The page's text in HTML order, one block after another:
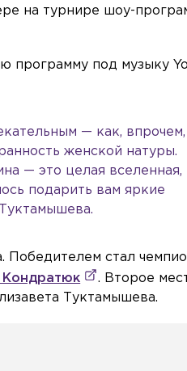
на турнире шоу-
программу под музыку
— как, впрочем,
женской натуры.
— это целая вселенная,
подарить вам яркие
Победителем стал
Кондратюк
. Второе
Туктамышева.